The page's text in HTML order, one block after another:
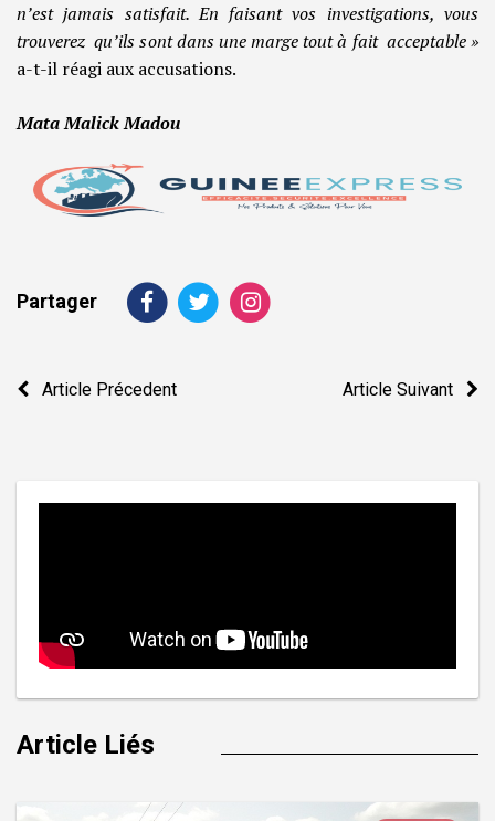
n’est jamais satisfait. En faisant vos investigations, vous
trouverez qu’ils sont dans une marge tout à fait acceptable »
a-t-il réagi aux accusations.
Mata Malick Madou
Partager
Navigation
Article Précedent Article Suivant
Article Liés